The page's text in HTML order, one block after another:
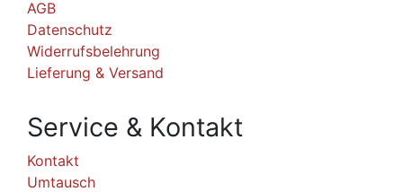
AGB
Datenschutz
Widerrufsbelehrung
Lieferung & Versand
Service & Kontakt
Kontakt
Umtausch